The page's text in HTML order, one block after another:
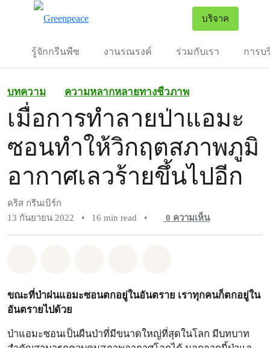
บริจาค
รู้จักกรีนพีซ งานรณรงค์ ร่วมกับเรา การบ
บทความ ความหลากหลายทางชีวภาพ
เมื่อการทำลายป่าแอมะ
ซอนทำให้วิกฤตสภาพภูมิ
อากาศเลวร้ายขึ้นไปอีก
คริส กรีนเบิร์ก
13 กันยายน 2022
• 16 min read • 0 ความเห็น
ขณะที่ป่าฝนแอมะซอนตกอยู่ในอันตราย เราทุกคนก็ตกอยู่ใน
อันตรายไปด้วย
ป่าแอมะซอนเป็นผืนป่าที่มีขนาดใหญ่ที่สุดในโลก มีบทบาท